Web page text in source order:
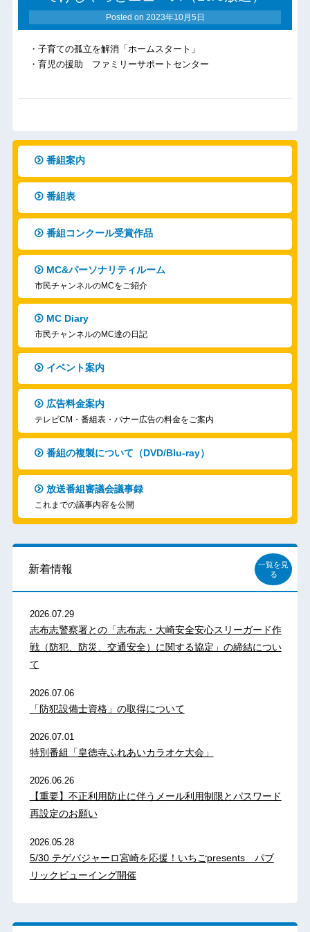
Posted on 2023年10月5日
・子育ての孤立を解消「ホームスタート」
・育児の援助 ファミリーサポートセンター
番組案内
番組表
番組コンクール受賞作品
MC&パーソナリティルーム
市民チャンネルのMCをご紹介
MC Diary
市民チャンネルのMC達の日記
イベント案内
広告料金案内
テレビCM・番組表・バナー広告の料金をご案内
番組の複製について（DVD/Blu-ray）
放送番組審議会議事録
これまでの議事内容を公開
新着情報
一覧を見
る
2026.07.29
志布志警察署との「志布志・大崎安全安心スリーガード作
戦（防犯、防災、交通安全）に関する協定」の締結につい
て
2026.07.06
「防犯設備士資格」の取得について
2026.07.01
特別番組「皇徳寺ふれあいカラオケ大会」
2026.06.26
【重要】不正利用防止に伴うメール利用制限とパスワード
再設定のお願い
2026.05.28
5/30 テゲバジャーロ宮崎を応援！いちごpresents パブ
リックビューイング開催